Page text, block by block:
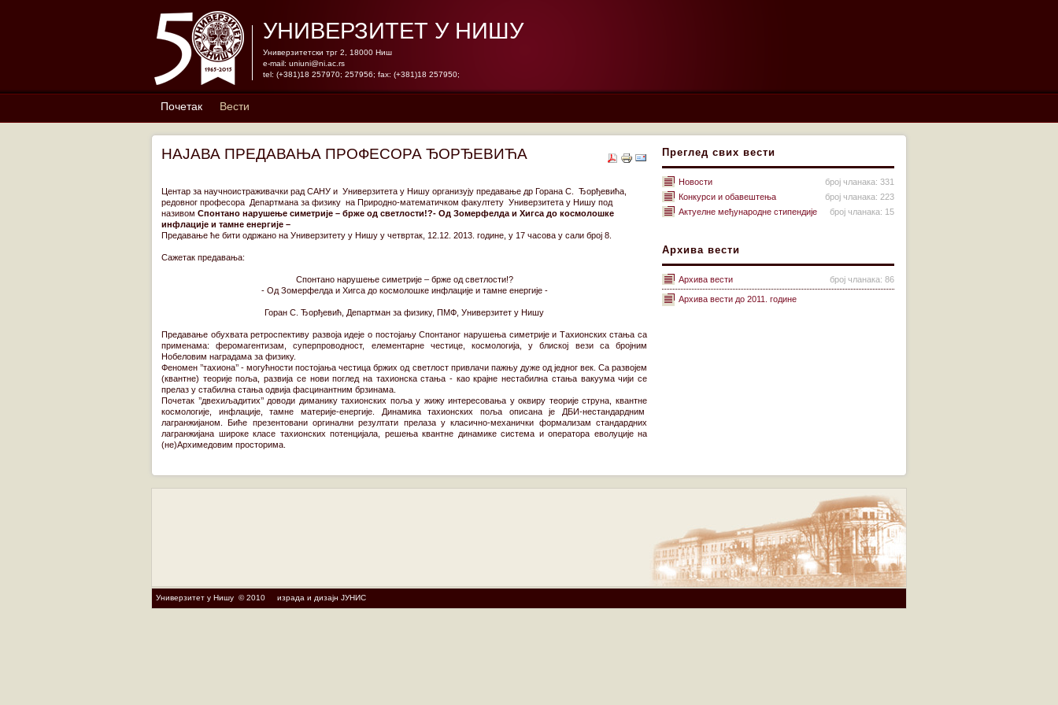
УНИВЕРЗИТЕТ У НИШУ
Универзитетски трг 2, 18000 Ниш
e-mail: uniuni@ni.ac.rs
tel: (+381)18 257970; 257956; fax: (+381)18 257950;
Почетак Вести
НАЈАВА ПРЕДАВАЊА ПРОФЕСОРА ЂОРЂЕВИЋА
Центар за научноистраживачки рад САНУ и Универзитета у Нишу организују предавање др Горана С. Ђорђевића,
редовног професора Департмана за физику на Природно-математичком факултету Универзитета у Нишу под
називом Спонтано нарушење симетрије – брже од светлости!?- Од Зомерфелда и Хигса до космолошке
инфлације и тамне енергије –
Предавање ће бити одржано на Универзитету у Нишу у четвртак, 12.12. 2013. године, у 17 часова у сали број 8.
Сажетак предавања:
Спонтано нарушење симетрије – брже од светлости!?
- Од Зомерфелда и Хигса до космолошке инфлације и тамне енергије -
Горан С. Ђорђевић, Департман за физику, ПМФ, Универзитет у Нишу
Предавање обухвата ретроспективу развоја идеје о постојању Спонтаног нарушења симетрије и Тахионских стања са
применама: феромагентизам, суперпроводност, елементарне честице, космологија, у блиској вези са бројним
Нобеловим наградама за физику.
Феномен ’’тахиона’’ - могућности постојања честица бржих од светлост привлачи пажњу дуже од једног век. Са развојем
(квантне) теорије поља, развија се нови поглед на тахионска стања - као крајне нестабилна стања вакуума чији се
прелаз у стабилна стања одвија фасцинантним брзинама.
Почетак ’’двехиљадитих’’ доводи диманику тахионских поља у жижу интересовања у оквиру теорије струна, квантне
космологије, инфлације, тамне материје-енергије. Динамика тахионских поља описана је ДБИ-нестандардним
лагранжијаном. Биће презентовани оргинални резултати прелаза у класично-механички формализам стандардних
лагранжијана широке класе тахионских потенцијала, решења квантне динамике система и оператора еволуције на
(не)Архимедовим просторима.
Преглед свих вести
Новости
број чланака: 331
Конкурси и обавештења
број чланака: 223
Актуелне међународне стипендије
број чланака: 15
Архива вести
Архива вести број чланака: 86
Архива вести до 2011. године
Универзитет у Нишу © 2010 израда и дизајн ЈУНИС